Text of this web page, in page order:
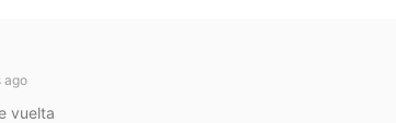
ago
vuelta